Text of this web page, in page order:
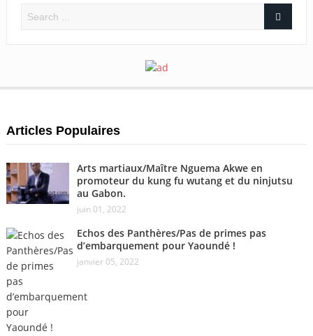
Articles Populaires
Arts martiaux/Maître Nguema Akwe en
promoteur du kung fu wutang et du ninjutsu
au Gabon.
juin 01, 2022
Echos des Panthères/Pas de primes pas
d’embarquement pour Yaoundé !
janvier 05, 2022